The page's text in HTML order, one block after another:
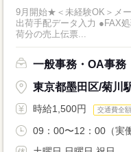
9月開始★＜未経験OK＞メ
出荷手配データ入力 ●FAX
荷分の売上伝票...
一般事務・OA事務
東京都墨田区/菊川
時給1,500円 交通費全
09：00〜12：00（実